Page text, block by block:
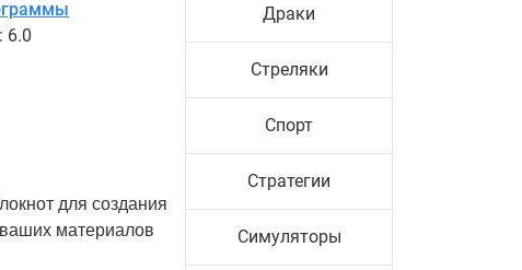
6.0
для создания
материалов
Драки
Стреляки
Спорт
Стратегии
Симуляторы